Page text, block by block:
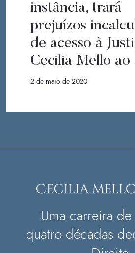
instância, trará
prejuízos
de acesso à
Cecilia Mello ao
2 de maio de 2020
Uma carreira
quatro décadas